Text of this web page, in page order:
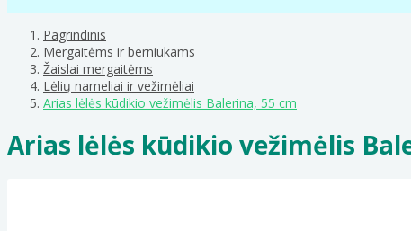
Pagrindinis
Mergaitėms ir berniukams
Žaislai mergaitėms
Lėlių nameliai ir vežimėliai
Arias lėlės kūdikio vežimėlis Balerina, 55 cm
Arias lėlės kūdikio vežimėlis